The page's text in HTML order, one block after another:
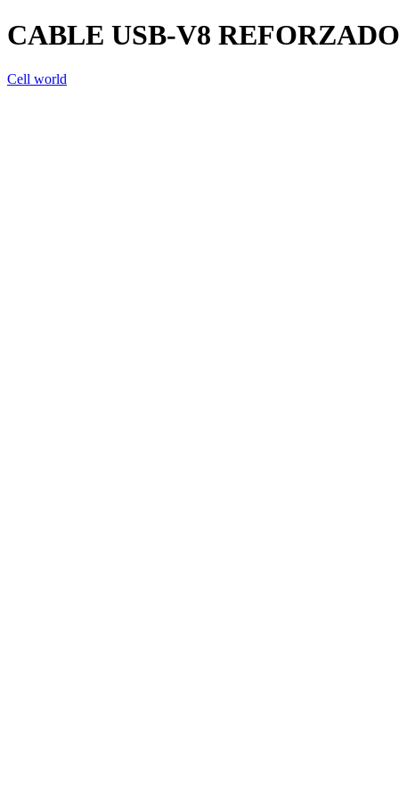
CABLE USB-V8 REFORZADO
Cell world